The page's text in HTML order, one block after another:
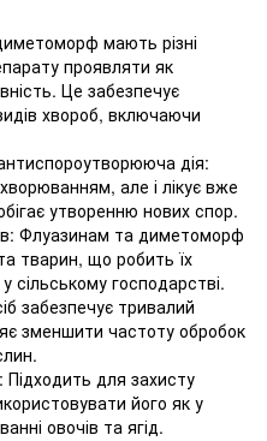
мають різні
проявляти як
Це забезпечує
хвороб, включаючи
дія:
але і лікує вже
утворенню нових спор.
Флуазинам та диметоморф
тварин, що робить їх
господарстві.
забезпечує тривалий
зменшити частоту обробок
для захисту
його як у
овочів та ягід.